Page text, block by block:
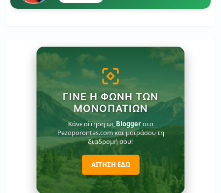
ΓΊΝΕ Η ΦΩΝΉ ΤΩΝ
ΜΟΝΟΠΑΤΙΏΝ
Κάνε αίτηση ως Bloggerστο
Pezoporontas.com και μοιράσου τη
διαδρομή σου!
ΑΙΤΗΣΗ ΕΔΩ